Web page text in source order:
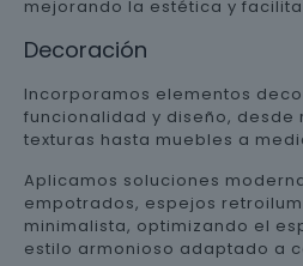
mejorando la estética y
Decoración
Incorporamos elementos
funcionalidad y diseño, desde
texturas hasta muebles a
Aplicamos soluciones
empotrados, espejos
minimalista, optimizando el
estilo armonioso adaptado a